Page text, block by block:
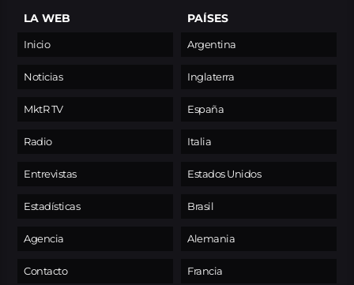
LA WEB
Inicio
Noticias
MktR TV
Radio
Entrevistas
Estadísticas
Agencia
Contacto
PAÍSES
Argentina
Inglaterra
España
Italia
Estados Unidos
Brasil
Alemania
Francia